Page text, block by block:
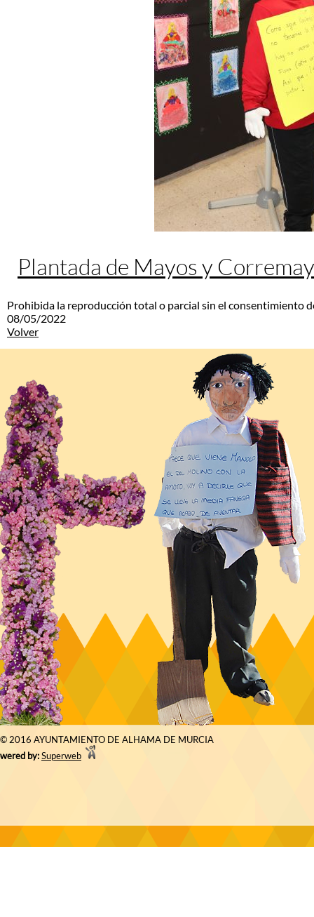
Plantada de Mayos y
Prohibida la reproducción total o parcial sin el consentimiento
08/05/2022
Volver
© 2016 AYUNTAMIENTO DE ALHAMA DE MURCIA
by:Superweb